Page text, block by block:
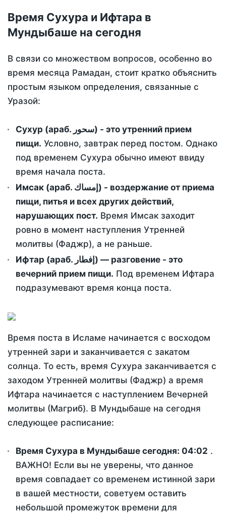
Время Сухура и Ифтара в
Мундыбаше на сегодня
В связи со множеством вопросов, особенно во
время месяца Рамадан, стоит кратко объяснить
простым языком определения, связанные с
Уразой:
Сухур (араб. سحور) - это утренний прием
пищи. Условно, завтрак перед постом. Однако
под временем Сухура обычно имеют ввиду
время начала поста.
Имсак (араб. إمساك) - воздержание от приема
пищи, питья и всех других действий,
нарушающих пост. Время Имсак заходит
ровно в момент наступления Утренней
молитвы (Фаджр), а не раньше.
Ифтар (араб. إفطار) — разговение - это
вечерний прием пищи. Под временем Ифтара
подразумевают время конца поста.
Время поста в Исламе начинается с восходом
утренней зари и заканчивается с закатом
солнца. То есть, время Сухура заканчивается с
заходом Утренней молитвы (Фаджр) а время
Ифтара начинается с наступлением Вечерней
молитвы (Магриб). В Мундыбаше на сегодня
следующее расписание:
Время Сухура в Мундыбаше сегодня: 04:02 .
ВАЖНО! Если вы не уверены, что данное
время совпадает со временем истинной зари
в вашей местности, советуем оставить
небольшой промежуток времени для